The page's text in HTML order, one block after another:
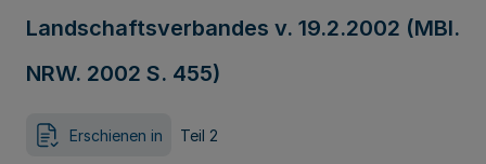
Landschaftsverbandes v. 19.2.2002 (MBl.
NRW. 2002 S. 455)
Erschienen in Teil 2